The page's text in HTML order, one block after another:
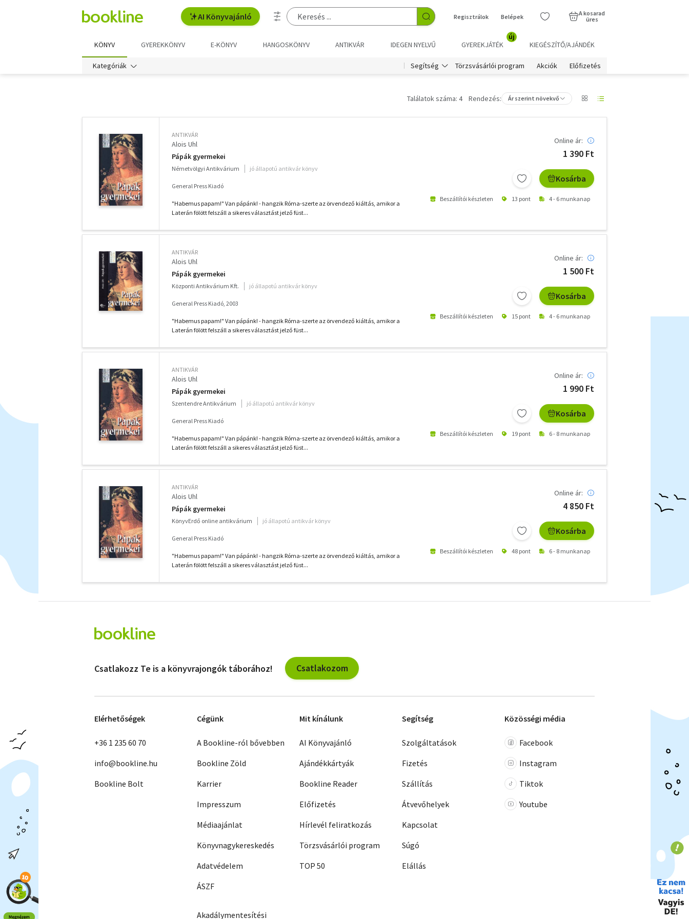
AI Könyvajánló Regisztrálok Belépek
A kosarad
üres
KÖNYV GYEREKKÖNYV E-KÖNYV HANGOSKÖNYV ANTIKVÁR IDEGEN NYELVŰ GYEREKJÁTÉK
új
KIEGÉSZÍTŐ/AJÁNDÉK
Kategóriák Segítség Törzsvásárlói program Akciók Előfizetés
Találatok száma: 4 Rendezés: Ár szerint növekvő
ANTIKVÁR
Alois Uhl
Pápák gyermekei
Németvölgyi Antikvárium jó állapotú antikvár könyv
General Press Kiadó
"Habemus papam!" Van pápánk! - hangzik Róma-szerte az örvendező kiáltás, amikor a
Laterán fölött felszáll a sikeres választást jelző füst...
Online ár:
1 390 Ft
Kosárba
Beszállítói készleten 13 pont 4 - 6 munkanap
ANTIKVÁR
Alois Uhl
Pápák gyermekei
Központi Antikvárium Kft. jó állapotú antikvár könyv
General Press Kiadó, 2003
"Habemus papam!" Van pápánk! - hangzik Róma-szerte az örvendező kiáltás, amikor a
Laterán fölött felszáll a sikeres választást jelző füst...
Online ár:
1 500 Ft
Kosárba
Beszállítói készleten 15 pont 4 - 6 munkanap
ANTIKVÁR
Alois Uhl
Pápák gyermekei
Szentendre Antikvárium jó állapotú antikvár könyv
General Press Kiadó
"Habemus papam!" Van pápánk! - hangzik Róma-szerte az örvendező kiáltás, amikor a
Laterán fölött felszáll a sikeres választást jelző füst...
Online ár:
1 990 Ft
Kosárba
Beszállítói készleten 19 pont 6 - 8 munkanap
ANTIKVÁR
Alois Uhl
Pápák gyermekei
KönyvErdő online antikvárium jó állapotú antikvár könyv
General Press Kiadó
"Habemus papam!" Van pápánk! - hangzik Róma-szerte az örvendező kiáltás, amikor a
Laterán fölött felszáll a sikeres választást jelző füst...
Online ár:
4 850 Ft
Kosárba
Beszállítói készleten 48 pont 6 - 8 munkanap
szűrők
Csatlakozz Te is a könyvrajongók táborához! Csatlakozom
Elérhetőségek
+36 1 235 60 70
info@bookline.hu
Bookline Bolt
Cégünk
A Bookline-ról bővebben
Bookline Zöld
Karrier
Impresszum
Médiaajánlat
Könyvnagykereskedés
Adatvédelem
ÁSZF
Akadálymentesítési
Mit kínálunk
AI Könyvajánló
Ajándékkártyák
Bookline Reader
Előfizetés
Hírlevél feliratkozás
Törzsvásárlói program
TOP 50
Segítség
Szolgáltatások
Fizetés
Szállítás
Átvevőhelyek
Kapcsolat
Súgó
Elállás
Közösségi média
Facebook
Instagram
Tiktok
Youtube